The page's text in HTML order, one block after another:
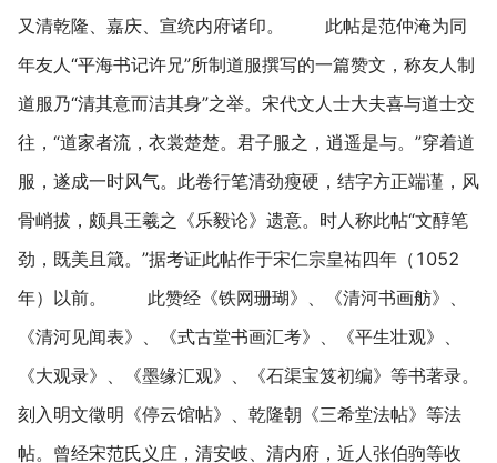
又清乾隆、嘉庆、宣统内府诸印。 此帖是范仲淹为同
年友人“平海书记许兄”所制道服撰写的一篇赞文，称友人制
道服乃“清其意而洁其身”之举。宋代文人士大夫喜与道士交
往，“道家者流，衣裳楚楚。君子服之，逍遥是与。”穿着道
服，遂成一时风气。此卷行笔清劲瘦硬，结字方正端谨，风
骨峭拔，颇具王羲之《乐毅论》遗意。时人称此帖“文醇笔
劲，既美且箴。”据考证此帖作于宋仁宗皇祐四年（1052
年）以前。 此赞经《铁网珊瑚》、《清河书画舫》、
《清河见闻表》、《式古堂书画汇考》、《平生壮观》、
《大观录》、《墨缘汇观》、《石渠宝笈初编》等书著录。
刻入明文徵明《停云馆帖》、乾隆朝《三希堂法帖》等法
帖。曾经宋范氏义庄，清安岐、清内府，近人张伯驹等收